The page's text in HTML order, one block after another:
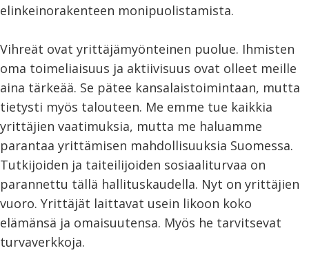
elinkeinorakenteen monipuolistamista.
Vihreät ovat yrittäjämyönteinen puolue. Ihmisten
oma toimeliaisuus ja aktiivisuus ovat olleet meille
aina tärkeää. Se pätee kansalaistoimintaan, mutta
tietysti myös talouteen. Me emme tue kaikkia
yrittäjien vaatimuksia, mutta me haluamme
parantaa yrittämisen mahdollisuuksia Suomessa.
Tutkijoiden ja taiteilijoiden sosiaaliturvaa on
parannettu tällä hallituskaudella. Nyt on yrittäjien
vuoro. Yrittäjät laittavat usein likoon koko
elämänsä ja omaisuutensa. Myös he tarvitsevat
turvaverkkoja.